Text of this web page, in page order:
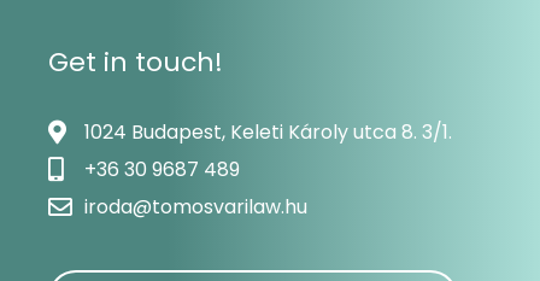
Get in touch!
1024 Budapest, Keleti Károly utca 8. 3/1.
+36 30 9687 489
iroda@tomosvarilaw.hu